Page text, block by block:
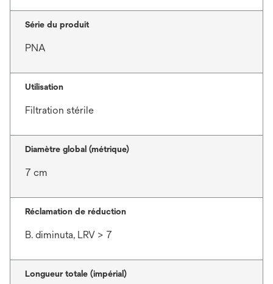
Série du produit
PNA
Utilisation
Filtration stérile
Diamètre global (métrique)
7 cm
Réclamation de réduction
B. diminuta, LRV > 7
Longueur totale (impérial)